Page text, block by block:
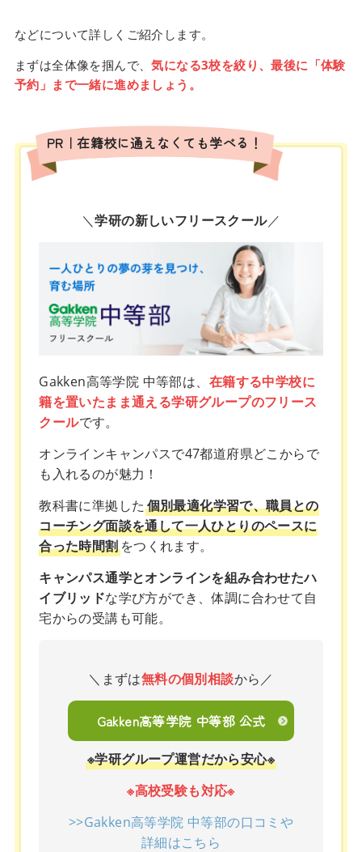
などについて詳しくご紹介します。
まずは全体像を掴んで、気になる3校を絞り、最後に「体験
予約」まで一緒に進めましょう。
PR｜在籍校に通えなくても学べる！
＼学研の新しいフリースクール／
Gakken高等学院 中等部は、 在籍する中学校に
籍を置いたまま通える学研グループのフリース
クールです。
オンラインキャンパスで47都道府県どこからで
も入れるのが魅力！
教科書に準拠した 個別最適化学習で、職員との
コーチング面談を通して一人ひとりのペースに
合った時間割をつくれます。
キャンパス通学とオンラインを組み合わせたハ
イブリッドな学び方ができ、体調に合わせて自
宅からの受講も可能。
＼まずは無料の個別相談から／
Gakken高等学院 中等部 公式
※学研グループ運営だから安心※
※高校受験も対応※
>>Gakken高等学院 中等部の口コミや
詳細はこちら